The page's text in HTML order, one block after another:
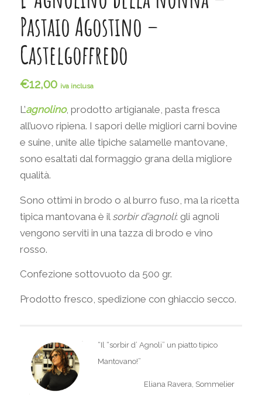
Pastaio Agostino –
Castelgoffredo
€12,00 iva inclusa
L’agnolino, prodotto artigianale, pasta fresca
all’uovo ripiena. I sapori delle migliori carni bovine
e suine, unite alle tipiche salamelle mantovane,
sono esaltati dal formaggio grana della migliore
qualità.
Sono ottimi in brodo o al burro fuso, ma la ricetta
tipica mantovana è il sorbir d’agnoli: gli agnoli
vengono serviti in una tazza di brodo e vino
rosso.
Confezione sottovuoto da 500 gr.
Prodotto fresco, spedizione con ghiaccio secco.
“Il “sorbir d’ Agnoli” un piatto tipico
Mantovano!”
Eliana Ravera, Sommelier